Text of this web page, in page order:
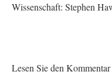
Wissenschaft: Stephen
Lesen Sie den